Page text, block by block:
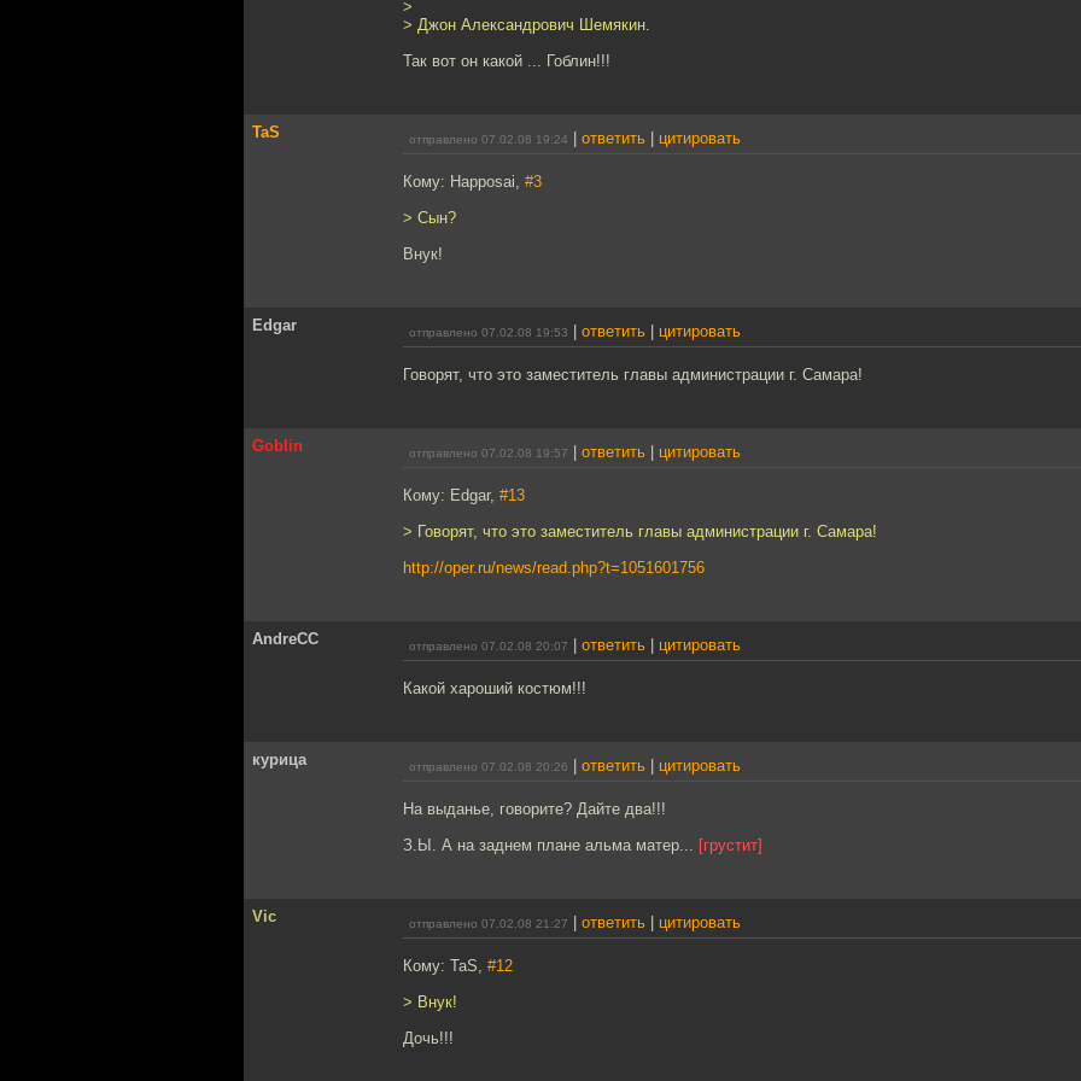
>
> Джон Александрович Шемякин.
Так вот он какой ... Гоблин!!!
TaS отправлено 07.02.08 19:24 ответить цитировать
Кому: Happosai, #3
> Сын?
Внук!
Edgar отправлено 07.02.08 19:53 ответить цитировать
Говорят, что это заместитель главы администрации г. Самара!
Goblin отправлено 07.02.08 19:57 ответить цитировать
Кому: Edgar, #13
> Говорят, что это заместитель главы администрации г. Самара!
http://oper.ru/news/read.php?t=1051601756
AndreCC отправлено 07.02.08 20:07 ответить цитировать
Какой хароший костюм!!!
курица отправлено 07.02.08 20:26 ответить цитировать
На выданье, говорите? Дайте два!!!
З.Ы. А на заднем плане альма матер... [грустит]
Vic отправлено 07.02.08 21:27 ответить цитировать
Кому: TaS, #12
> Внук!
Дочь!!!